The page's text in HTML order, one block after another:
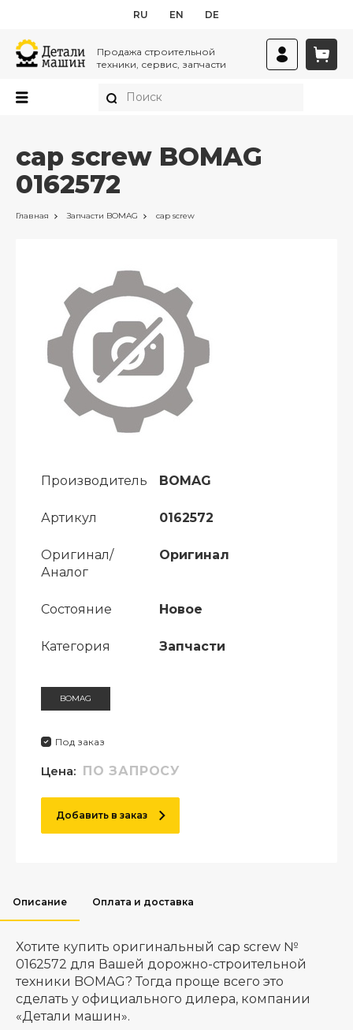
RU EN DE
Продажа строительной
техники, сервис, запчасти
cap screw BOMAG
0162572
Главная Запчасти BOMAG cap screw
Производитель BOMAG
Артикул 0162572
Оригинал/
Аналог
Оригинал
Состояние Новое
Категория Запчасти
BOMAG
Под заказ
Цена: ПО ЗАПРОСУ
Добавить в заказ
Описание Оплата и доставка
Хотите купить оригинальный cap screw №
0162572 для Вашей дорожно-строительной
техники BOMAG? Тогда проще всего это
сделать у официального дилера, компании
«Детали машин».